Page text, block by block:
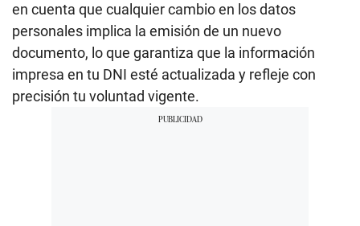
en cuenta que cualquier cambio en los datos
personales implica la emisión de un nuevo
documento, lo que garantiza que la información
impresa en tu DNI esté actualizada y refleje con
precisión tu voluntad vigente.